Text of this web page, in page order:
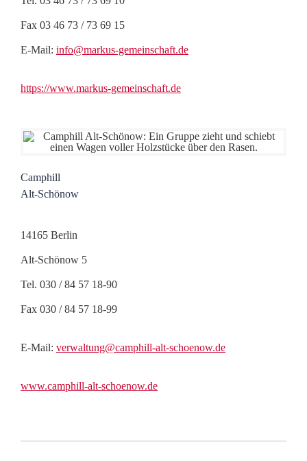
Fax 03 46 73 / 73 69 15
E-Mail: info@markus-gemeinschaft.de
https://www.markus-gemeinschaft.de
Camphill
Alt-Schönow
14165 Berlin
Alt-Schönow 5
Tel. 030 / 84 57 18-90
Fax 030 / 84 57 18-99
E-Mail: verwaltung@camphill-alt-schoenow.de
www.camphill-alt-schoenow.de